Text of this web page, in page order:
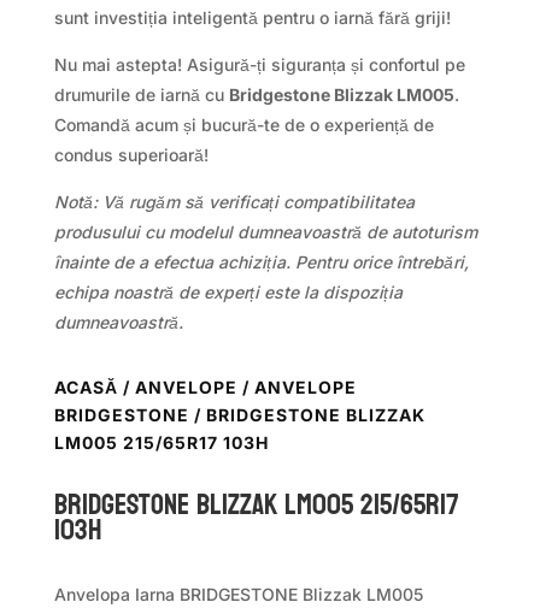
sunt investiția inteligentă pentru o iarnă fără griji!
Nu mai astepta! Asigură-ți siguranța și confortul pe
drumurile de iarnă cu Bridgestone Blizzak LM005.
Comandă acum și bucură-te de o experiență de
condus superioară!
Notă: Vă rugăm să verificați compatibilitatea
produsului cu modelul dumneavoastră de autoturism
înainte de a efectua achiziția. Pentru orice întrebări,
echipa noastră de experți este la dispoziția
dumneavoastră.
ACASĂ / ANVELOPE / ANVELOPE
BRIDGESTONE / BRIDGESTONE BLIZZAK
LM005 215/65R17 103H
Bridgestone BLIZZAK LM005 215/65R17
103H
Anvelopa Iarna BRIDGESTONE Blizzak LM005